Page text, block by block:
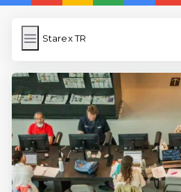
Starex TR
Starex TR
Link Kısaltma
WP Cache
Anasayfa
5 Günde İngilizce